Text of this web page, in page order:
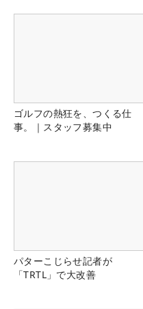
ゴルフの熱狂を、つくる仕
事。｜スタッフ募集中
パターこじらせ記者が
「TRTL」で大改善